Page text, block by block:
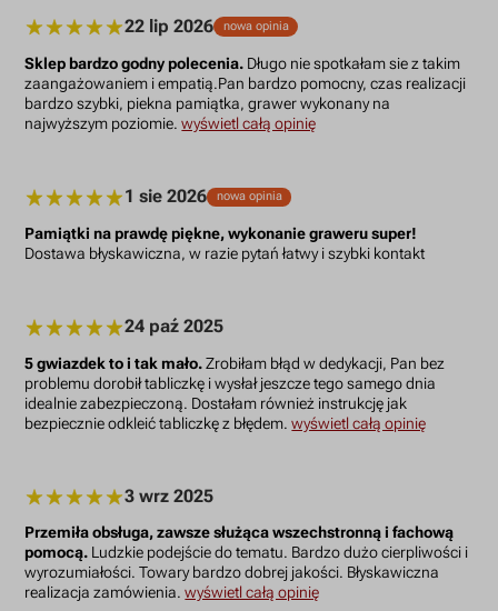
22 lip 2026 nowa opinia
Sklep bardzo godny polecenia. Długo nie spotkałam sie z takim
zaangażowaniem i empatią.Pan bardzo pomocny, czas realizacji
bardzo szybki, piekna pamiątka, grawer wykonany na
najwyższym poziomie.wyświetl całą opinię
1 sie 2026 nowa opinia
Pamiątki na prawdę piękne, wykonanie graweru super!
Dostawa błyskawiczna, w razie pytań łatwy i szybki kontakt
24 paź 2025
5 gwiazdek to i tak mało.Zrobiłam błąd w dedykacji, Pan bez
problemu dorobił tabliczkę i wysłał jeszcze tego samego dnia
idealnie zabezpieczoną. Dostałam również instrukcję jak
bezpiecznie odkleić tabliczkę z błędem.wyświetl całą opinię
3 wrz 2025
Przemiła obsługa, zawsze służąca wszechstronną i fachową
pomocą. Ludzkie podejście do tematu. Bardzo dużo cierpliwości i
wyrozumiałości. Towary bardzo dobrej jakości. Błyskawiczna
realizacja zamówienia.wyświetl całą opinię